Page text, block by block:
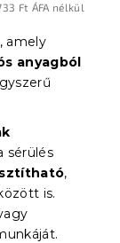
Ft ÁFA nélkül
amely
anyagból
sérülés
,
is.